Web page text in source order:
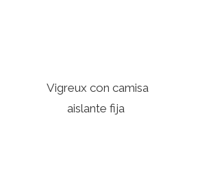
Vigreux con camisa
aislante fija